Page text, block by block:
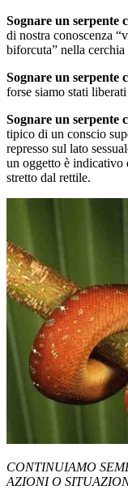
Sognare un serpente
di nostra conoscenza
biforcuta” nella
Sognare un serpente
forse siamo stati
Sognare un serpente
tipico di un conscio
represso sul lato
un oggetto è indicativo
stretto dal rettile.
CONTINUIAMO
AZIONI O